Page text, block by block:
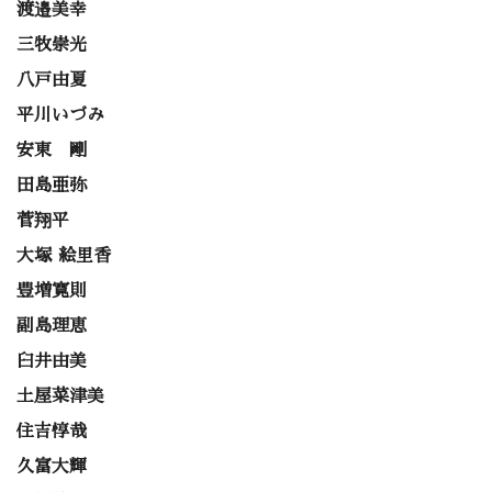
渡邉美幸
三牧崇光
八戸由夏
平川いづみ
安東 剛
田島亜弥
菅翔平
大塚 絵里香
豊増寛則
副島理恵
臼井由美
土屋菜津美
住吉惇哉
久富大輝